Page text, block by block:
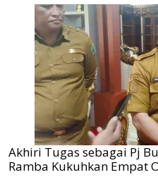
Akhiri Tugas sebagai Pj
Ramba Kukuhkan Empat